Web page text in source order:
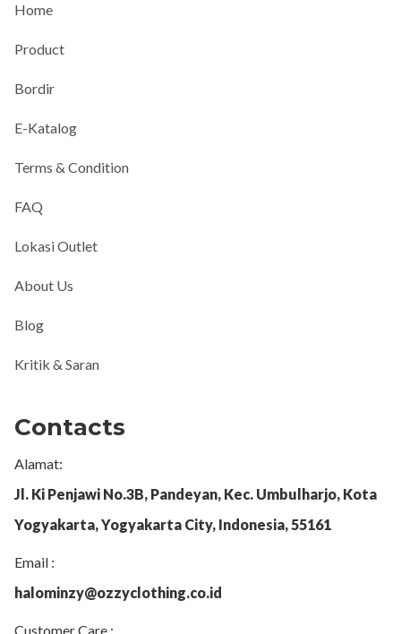
Home
Product
Bordir
E-Katalog
Terms & Condition
FAQ
Lokasi Outlet
About Us
Blog
Kritik & Saran
Contacts
Alamat:
Jl. Ki Penjawi No.3B, Pandeyan, Kec. Umbulharjo, Kota
Yogyakarta, Yogyakarta City, Indonesia, 55161
Email :
halominzy@ozzyclothing.co.id
Customer Care :